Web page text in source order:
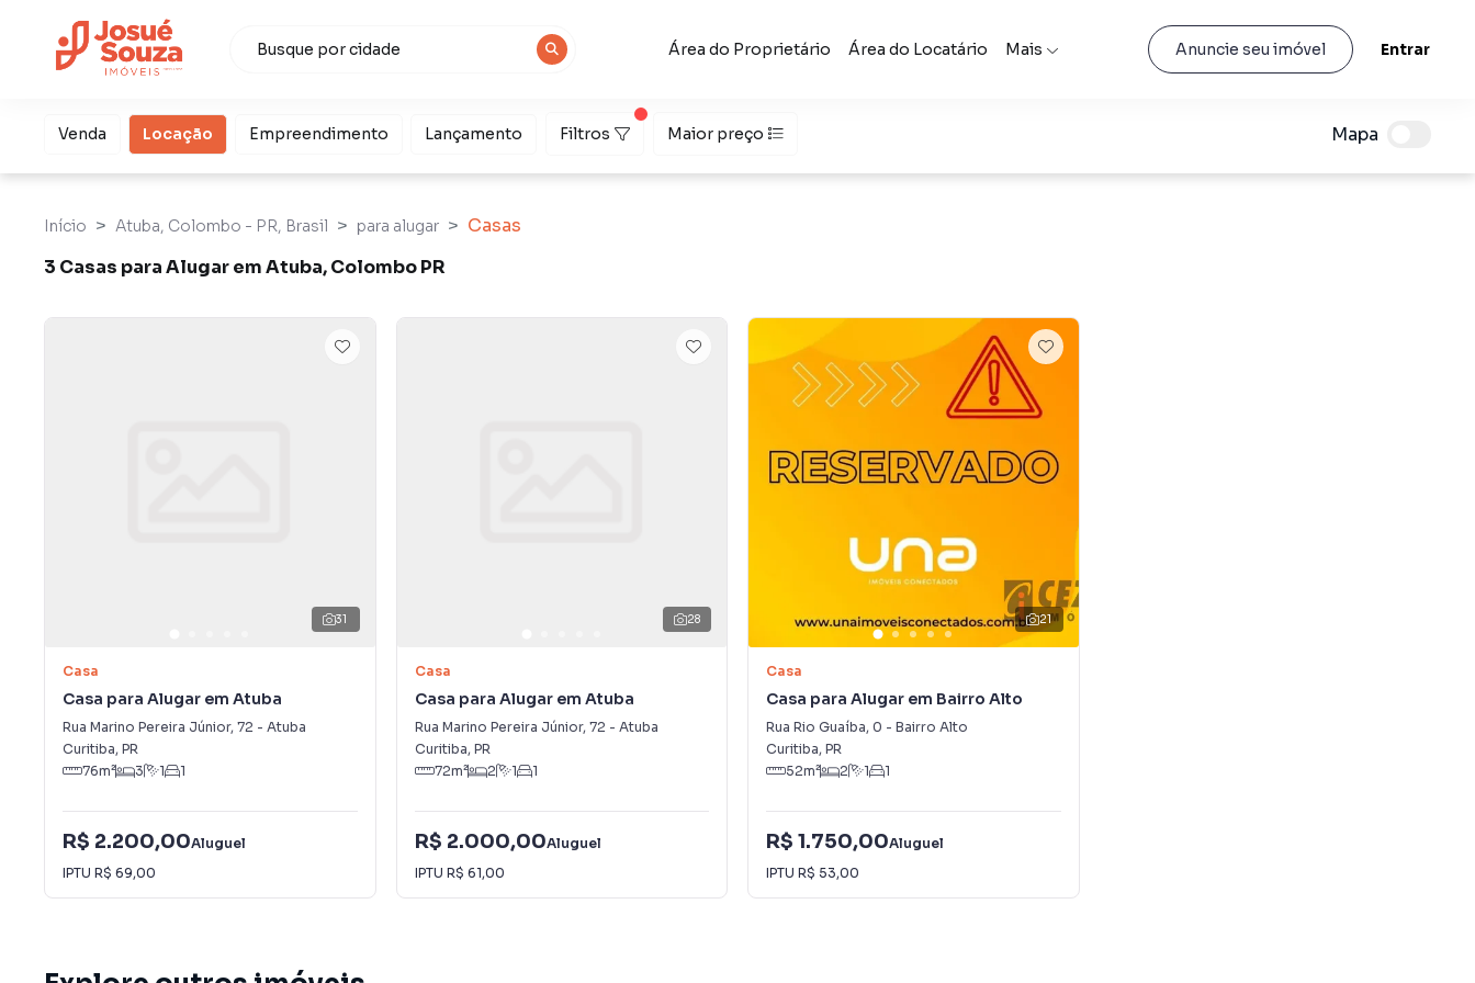
Área do Proprietário Área do Locatário Mais Anuncie seu imóvel Entrar
Venda Locação Empreendimento Lançamento Filtros Maior preço Mapa
Início Atuba, Colombo - PR, Brasil para alugar
Casas
3 Casas para Alugar em Atuba, Colombo PR
31
Casa
Casa para Alugar em Atuba
Rua Marino Pereira Júnior, 72 - Atuba
Curitiba, PR
76m² 3 1 1
R$ 2.200,00Aluguel
IPTU R$ 69,00
28
Casa
Casa para Alugar em Atuba
Rua Marino Pereira Júnior, 72 - Atuba
Curitiba, PR
72m² 2 1 1
R$ 2.000,00Aluguel
IPTU R$ 61,00
21
Casa
Casa para Alugar em Bairro Alto
Rua Rio Guaíba, 0 - Bairro Alto
Curitiba, PR
52m² 2 1 1
R$ 1.750,00Aluguel
IPTU R$ 53,00